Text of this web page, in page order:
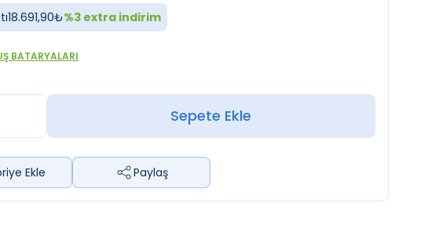
18.691,90₺%3extra indirim
BATARYALARI
Sepete Ekle
Ekle Paylaş